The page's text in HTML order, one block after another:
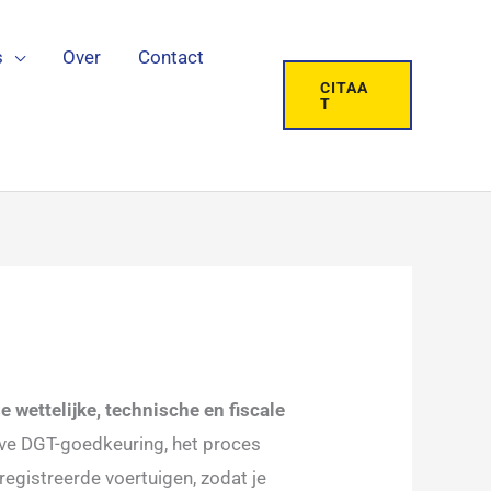
Over Contact
CITAA
T
wettelijke, technische en fiscale
DGT-goedkeuring, het proces
voertuigen, zodat je